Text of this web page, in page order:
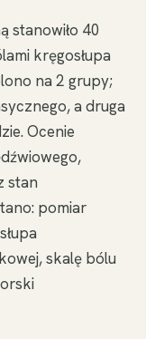
stanowiło 40
kręgosłupa
na 2 grupy;
a druga
Ocenie
stan
pomiar
skalę bólu